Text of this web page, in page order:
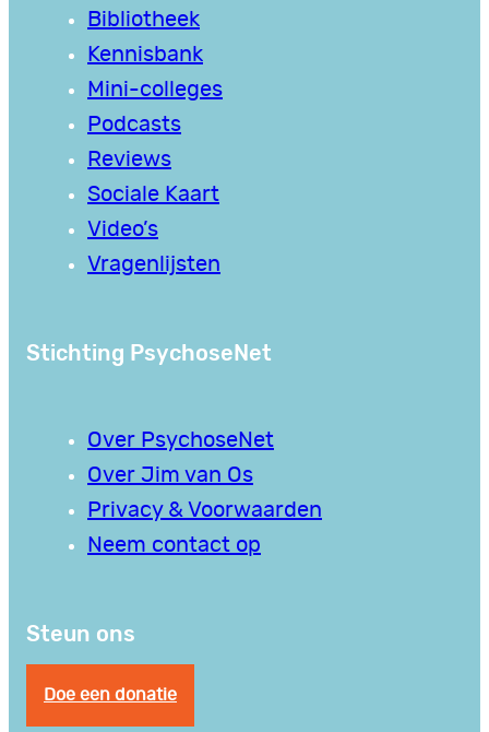
Bibliotheek
Kennisbank
Mini-colleges
Podcasts
Reviews
Sociale Kaart
Video’s
Vragenlijsten
Stichting PsychoseNet
Over PsychoseNet
Over Jim van Os
Privacy & Voorwaarden
Neem contact op
Steun ons
Doe een donatie